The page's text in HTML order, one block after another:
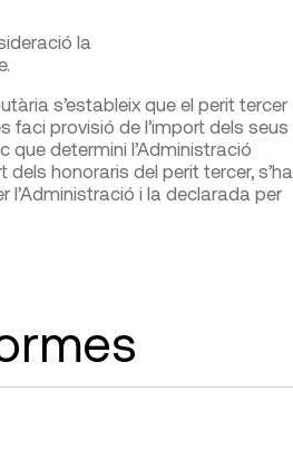
la
s’estableix que el perit tercer
faci provisió de l’import dels seus
que determini l’Administració
dels honoraris del perit tercer, s’ha
i la declarada per